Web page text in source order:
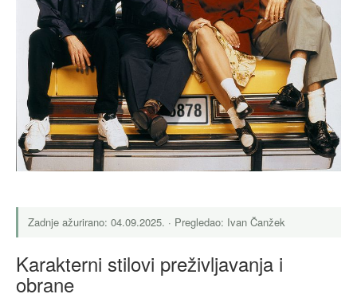
Zadnje ažurirano: 04.09.2025. · Pregledao: Ivan Čanžek
Karakterni stilovi preživljavanja i
obrane